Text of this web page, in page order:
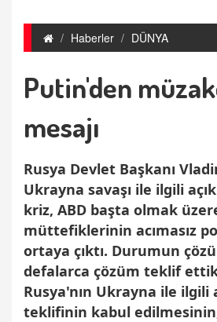
Haberler DÜNYA
Putin'den
mesajı
Rusya Devlet Başkanı
Ukrayna savaşı ile ilgili
kriz, ABD başta olmak
müttefiklerinin acımasız
ortaya çıktı. Durumun
defalarca çözüm teklif
Rusya'nın Ukrayna ile ilgili
teklifinin kabul